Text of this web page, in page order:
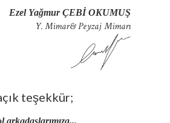
Ezel Yağmur ÇEBİ OKUMUŞ
Y. Mimar& Peyzaj Mimarı
teşekkür;
arkadaşlarımıza...